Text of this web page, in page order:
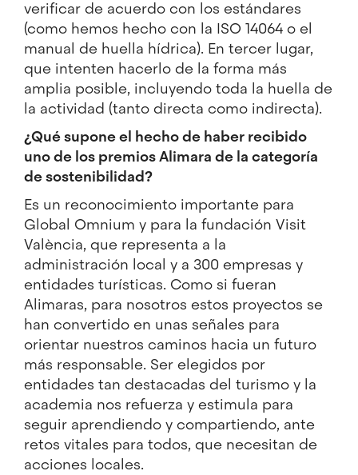
verificar de acuerdo con los estándares
(como hemos hecho con la ISO 14064 o el
manual de huella hídrica). En tercer lugar,
que intenten hacerlo de la forma más
amplia posible, incluyendo toda la huella de
la actividad (tanto directa como indirecta).
¿Qué supone el hecho de haber recibido
uno de los premios Alimara de la categoría
de sostenibilidad?
Es un reconocimiento importante para
Global Omnium y para la fundación Visit
València, que representa a la
administración local y a 300 empresas y
entidades turísticas. Como si fueran
Alimaras, para nosotros estos proyectos se
han convertido en unas señales para
orientar nuestros caminos hacia un futuro
más responsable. Ser elegidos por
entidades tan destacadas del turismo y la
academia nos refuerza y estimula para
seguir aprendiendo y compartiendo, ante
retos vitales para todos, que necesitan de
acciones locales.